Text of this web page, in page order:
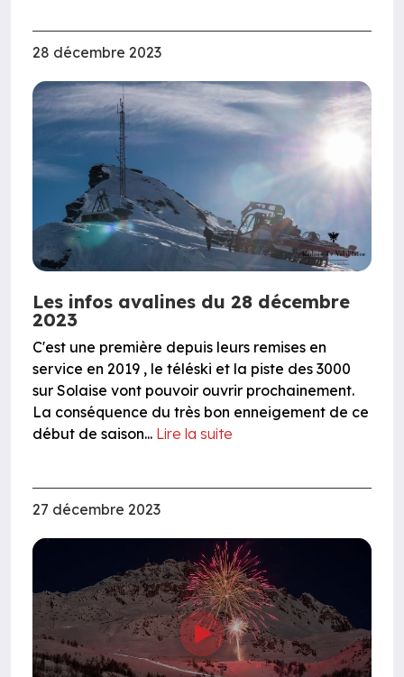
28 décembre 2023
Les infos avalines du 28 décembre
2023
C'est une première depuis leurs remises en
service en 2019 , le téléski et la piste des 3000
sur Solaise vont pouvoir ouvrir prochainement.
La conséquence du très bon enneigement de ce
début de saison... Lire la suite
27 décembre 2023